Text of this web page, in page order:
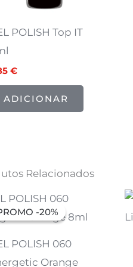
POLISH Top IT
€
ADICIONAR
Relacionados
-20%
-20%
POLISH 060
Orange
€.
O
preço
atual
5,53 €.